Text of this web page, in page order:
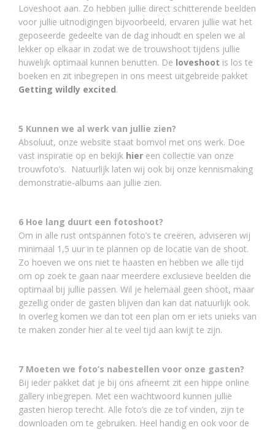
Loveshoot aan. Zo hebben jullie direct schitterende beelden
voor jullie uitnodigingen bijvoorbeeld, ervaren jullie wat het
geposeerde gedeelte van de dag inhoudt en spelen we al
lekker op elkaar in zodat we de trouwshoot tijdens jullie
huwelijk optimaal kunnen benutten. De loveshoot is los te
boeken en zit inbegrepen in ons meest uitgebreide pakket
Getting wildly excited.
5 Kunnen we al werk van jullie zien?
Absoluut, onze website staat bomvol met ons werk. Doe
vast inspiratie op en bekijk hier een collectie van onze
trouwfoto’s. Natuurlijk laten wij ook bij onze kennismaking
demonstratie-albums aan jullie zien.
6 Hoe lang duurt een fotoshoot?
Om in alle rust ontspannen foto’s te creëren, adviseren wij
minimaal 1,5 uur in te plannen op de locatie van de shoot.
Zo hoeven we ons niet te haasten en hebben we alle tijd
om op zoek te gaan naar meerdere exclusieve beelden die
optimaal bij jullie passen. Wil je helemaal geen shoot, maar
gezellig onder de gasten blijven dan kan dat natuurlijk ook.
In overleg komen we dan tot een plan om er iets unieks van
te maken zonder hier al te veel tijd aan kwijt te zijn.
7 Moeten we foto’s nabestellen voor onze gasten?
Bij ieder pakket dat je bij ons afneemt zit een hippe online
gallery inbegrepen. Met een wachtwoord kunnen jullie
gasten hierop terecht. Alle foto’s die ze tof vinden, zijn te
downloaden om te gebruiken. Heel handig en ook voor de